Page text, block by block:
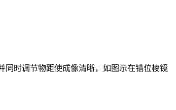
时调节物距使成像清晰，如图示在错位棱镜